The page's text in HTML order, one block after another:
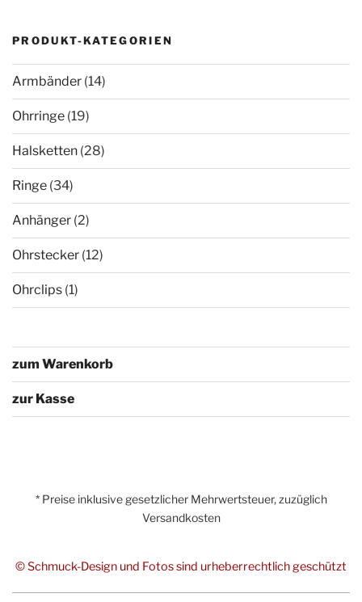
PRODUKT-KATEGORIEN
Armbänder (14)
Ohrringe (19)
Halsketten (28)
Ringe (34)
Anhänger (2)
Ohrstecker (12)
Ohrclips (1)
zum Warenkorb
zur Kasse
* Preise inklusive gesetzlicher Mehrwertsteuer, zuzüglich
Versandkosten
© Schmuck-Design und Fotos sind urheberrechtlich geschützt